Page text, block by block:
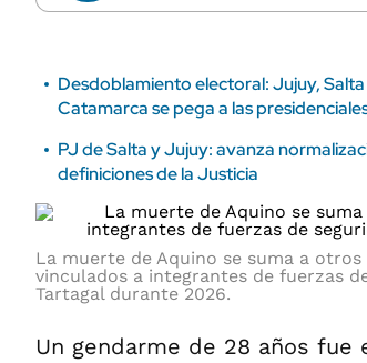
Desdoblamiento electoral: Jujuy,
Catamarca se pega a las
PJ de Salta y Jujuy: avanza
definiciones de la Justicia
La muerte de Aquino se suma a
vinculados a integrantes de fuerzas
Tartagal durante 2026.
Un gendarme de 28 años